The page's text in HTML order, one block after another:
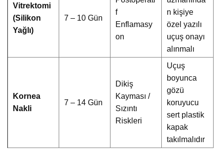
Vitrektomi
(Silikon
Yağlı)
7 – 10 Gün
f
Enflamasy
on
n kişiye
özel yazılı
uçuş onayı
alınmalı
Kornea
Nakli
7 – 14 Gün
Dikiş
Kayması /
Sızıntı
Riskleri
Uçuş
boyunca
gözü
koruyucu
sert plastik
kapak
takılmalıdır